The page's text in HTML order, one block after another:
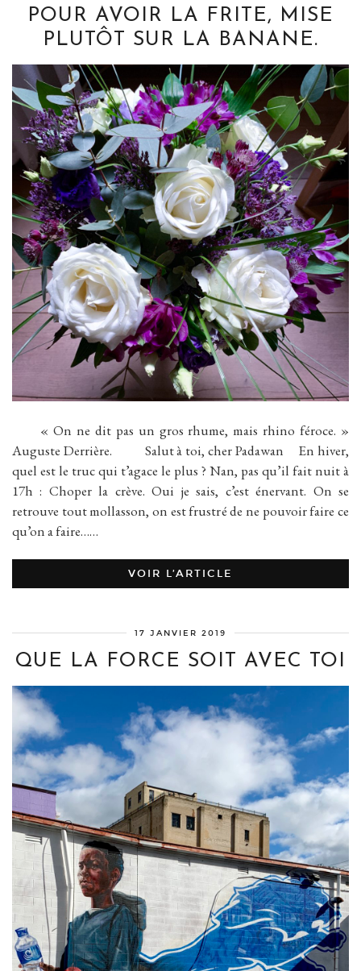
POUR AVOIR LA FRITE, MISE
PLUTÔT SUR LA BANANE.
« On ne dit pas un gros rhume, mais rhino féroce. »
Auguste Derrière. Salut à toi, cher Padawan En hiver,
quel est le truc qui t’agace le plus ? Nan, pas qu’il fait nuit à
17h : Choper la crève. Oui je sais, c’est énervant. On se
retrouve tout mollasson, on est frustré de ne pouvoir faire ce
qu’on a faire……
VOIR L’ARTICLE
17 JANVIER 2019
QUE LA FORCE SOIT AVEC TOI